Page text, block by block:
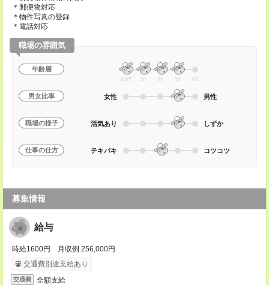
＊郵便物対応
＊物件写真の登録
＊電話対応
職場の雰囲気
年齢層
20代 30 40 50 60
男女比率 女性 男性
職場の様子 活気あり しずか
仕事の仕方 テキパキ コツコツ
募集情報
給与
時給1600円 月収例 256,000円
交通費別途支給あり
交通費 全額支給